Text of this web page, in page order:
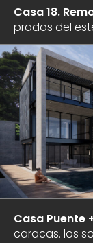
Architecture
firm
Caracas,
Venezuela.
We
design
houses,
apartments,
offices,
commercial
spaces,
hotels,
and
restaurants.
We
develop
Casa 18.
prados del
Casa Puente
caracas. los